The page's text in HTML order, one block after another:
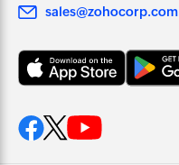
sales@zohocorp.com